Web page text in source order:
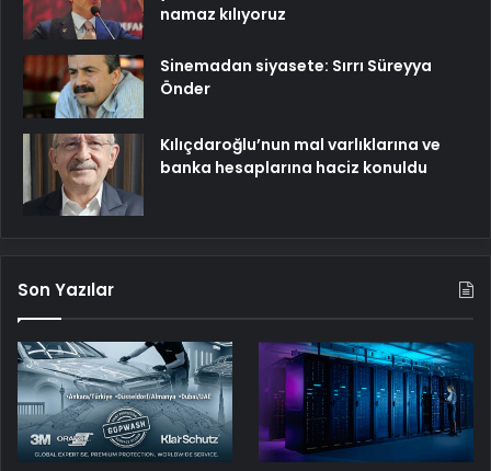
namaz kılıyoruz
Sinemadan siyasete: Sırrı Süreyya
Önder
Kılıçdaroğlu’nun mal varlıklarına ve
banka hesaplarına haciz konuldu
Son Yazılar